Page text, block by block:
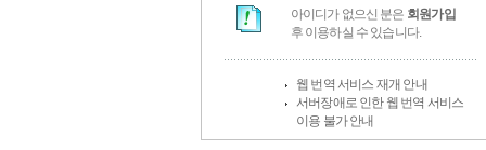
아이디가 없으신 분은 회원가입
후 이용하실 수 있습니다.
웹 번역 서비스 재개 안내
서버장애로 인한 웹 번역 서비스
이용 불가 안내